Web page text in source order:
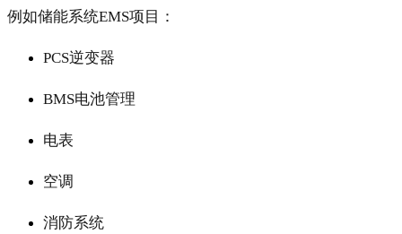
例如储能系统EMS项目：
PCS逆变器
BMS电池管理
电表
空调
消防系统